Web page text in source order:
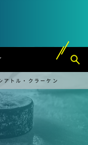
アトル・クラーケン